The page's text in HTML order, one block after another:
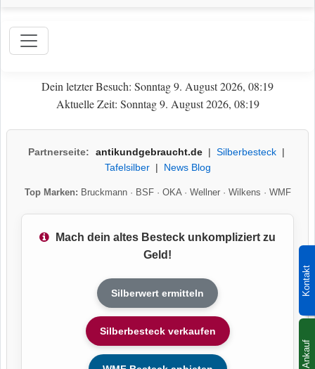
Kontakt
Ankauf
Dein letzter Besuch: Sonntag 9. August 2026, 08:19
Aktuelle Zeit: Sonntag 9. August 2026, 08:19
Partnerseite: antikundgebraucht.de| Silberbesteck|
Tafelsilber| News Blog
Top Marken: Bruckmann· BSF· OKA· Wellner· Wilkens · WMF
Mach dein altes Besteck unkompliziert zu
Geld!
Silberwert ermitteln
Silberbesteck verkaufen